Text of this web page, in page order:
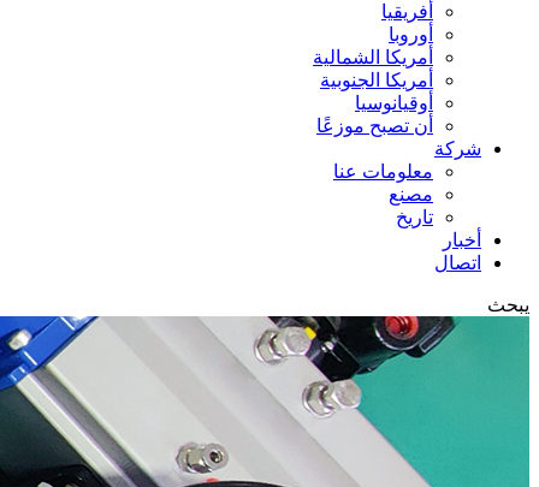
أفريقيا
أوروبا
أمريكا الشمالية
أمريكا الجنوبية
أوقيانوسيا
أن تصبح موزعًا
شركة
معلومات عنا
مصنع
تاريخ
أخبار
اتصال
يبحث